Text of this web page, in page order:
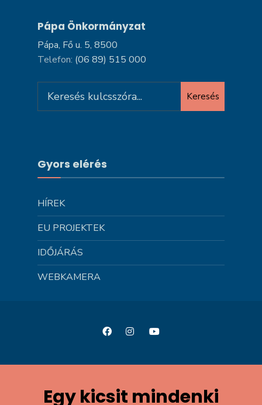
Pápa Önkormányzat
Pápa, Fő u. 5, 8500
Telefon: (06 89) 515 000
for:
Keresés
Gyors elérés
HÍREK
EU PROJEKTEK
IDŐJÁRÁS
WEBKAMERA
Egy kicsit mindenki